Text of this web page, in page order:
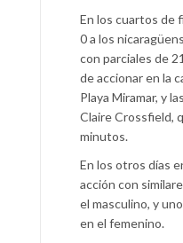
En los cuartos de
0 a los
con parciales de
de accionar en la
Playa Miramar, y
Claire Crossfield,
minutos.
En los otros días
acción con
el masculino, y
en el femenino.